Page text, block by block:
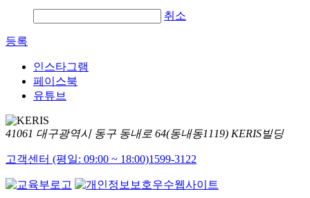
취소
등록
인스타그램
페이스북
유튜브
41061 대구광역시 동구 동내로 64(동내동1119) KERIS빌딩
고객센터 (평일: 09:00 ~ 18:00)1599-3122